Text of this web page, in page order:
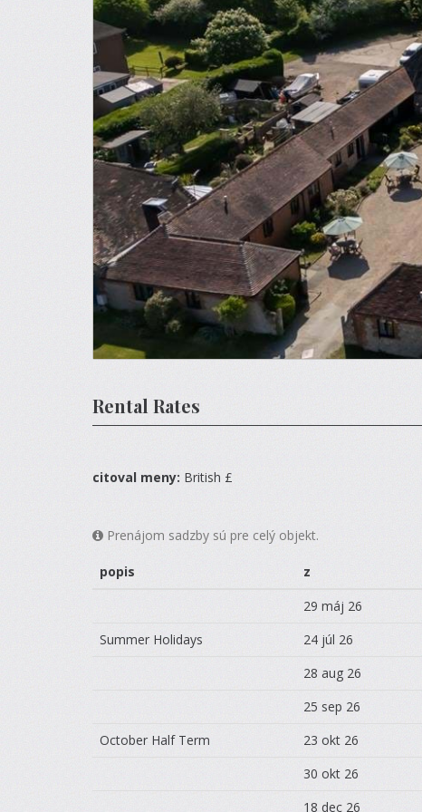
Rental Rates
citoval meny: British £
Prenájom sadzby sú pre celý objekt.
popis z
29 máj 26
Summer Holidays
24 júl 26
28 aug 26
25 sep 26
October Half Term
23 okt 26
30 okt 26
18 dec 26